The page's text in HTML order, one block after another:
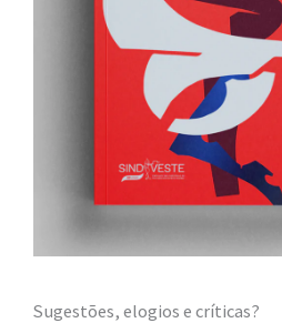
Sugestões, elogios e críticas?